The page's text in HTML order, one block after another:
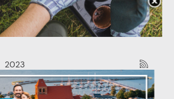
mi” Pomóż przy